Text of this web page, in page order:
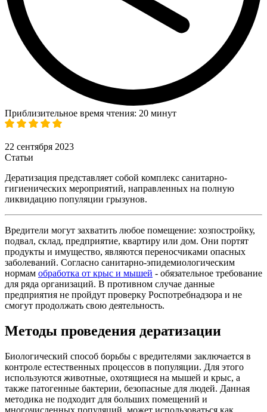
Приблизительное время чтения: 20 минут
22 сентября 2023
Статьи
Дератизация представляет собой комплекс санитарно-
гигиенических мероприятий, направленных на полную
ликвидацию популяции грызунов.
Вредители могут захватить любое помещение: хозпостройку,
подвал, склад, предприятие, квартиру или дом. Они портят
продукты и имущество, являются переносчиками опасных
заболеваний. Согласно санитарно-эпидемиологическим
нормам обработка от крыс и мышей - обязательное требование
для ряда организаций. В противном случае данные
предприятия не пройдут проверку Роспотребнадзора и не
смогут продолжать свою деятельность.
Методы проведения дератизации
Биологический способ борьбы с вредителями заключается в
контроле естественных процессов в популяции. Для этого
используются животные, охотящиеся на мышей и крыс, а
также патогенные бактерии, безопасные для людей. Данная
методика не подходит для больших помещений и
многочисленных популяций, может использоваться как